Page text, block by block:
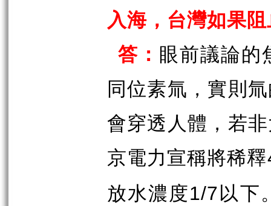
入海，台灣如果
答： 眼前議論的
同位素氚，實則
會穿透人體，若
京電力宣稱將稀釋
放水濃度1/7以下